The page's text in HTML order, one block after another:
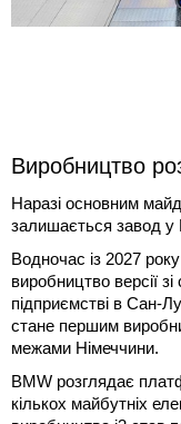
Виробництво
Наразі основним
залишається завод у
Водночас із 2027
виробництво версії
підприємстві в Сан-
стане першим
межами Німеччини.
BMW розглядає
кількох майбутніх